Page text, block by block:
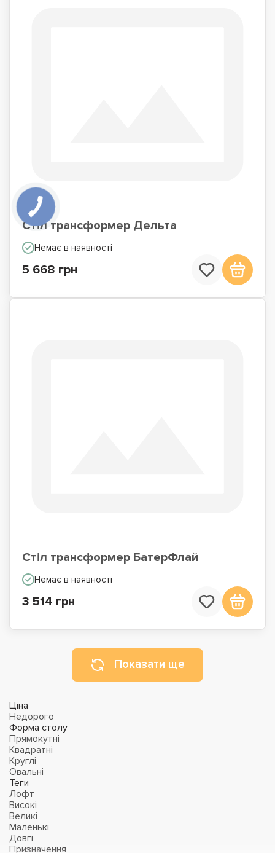
Стіл трансформер Дельта
Немає в наявності
5 668 грн
Стіл трансформер БатерФлай
Немає в наявності
3 514 грн
Показати ще
Ціна
Недорого
Форма столу
Прямокутні
Квадратні
Круглі
Овальні
Теги
Лофт
Високі
Великі
Маленькі
Довгі
Призначення